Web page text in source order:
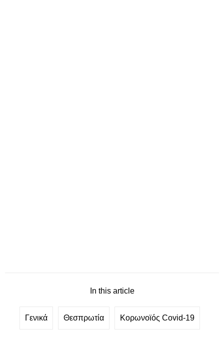
In this article
Γενικά Θεσπρωτία Κορωνοϊός Covid-19